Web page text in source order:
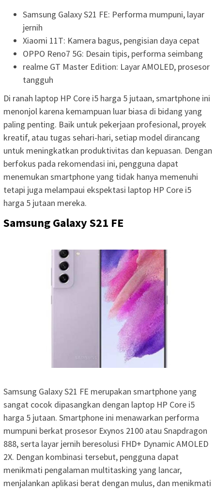
Samsung Galaxy S21 FE: Performa mumpuni, layar
jernih
Xiaomi 11T: Kamera bagus, pengisian daya cepat
OPPO Reno7 5G: Desain tipis, performa seimbang
realme GT Master Edition: Layar AMOLED, prosesor
tangguh
Di ranah laptop HP Core i5 harga 5 jutaan, smartphone ini
menonjol karena kemampuan luar biasa di bidang yang
paling penting. Baik untuk pekerjaan profesional, proyek
kreatif, atau tugas sehari-hari, setiap model dirancang
untuk meningkatkan produktivitas dan kepuasan. Dengan
berfokus pada rekomendasi ini, pengguna dapat
menemukan smartphone yang tidak hanya memenuhi
tetapi juga melampaui ekspektasi laptop HP Core i5
harga 5 jutaan mereka.
Samsung Galaxy S21 FE
Samsung Galaxy S21 FE merupakan smartphone yang
sangat cocok dipasangkan dengan laptop HP Core i5
harga 5 jutaan. Smartphone ini menawarkan performa
mumpuni berkat prosesor Exynos 2100 atau Snapdragon
888, serta layar jernih beresolusi FHD+ Dynamic AMOLED
2X. Dengan kombinasi tersebut, pengguna dapat
menikmati pengalaman multitasking yang lancar,
menjalankan aplikasi berat dengan mulus, dan menikmati